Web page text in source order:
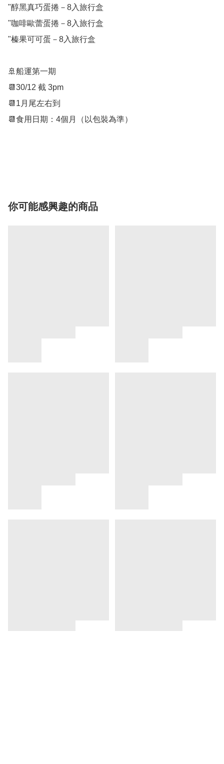
"醇黑真巧蛋捲－8入旅行盒
"咖啡歐蕾蛋捲－8入旅行盒
"榛果可可蛋－8入旅行盒
🚢船運第一期
📆30/12 截 3pm
📆1月尾左右到
📆食用日期：4個月（以包裝為準）
你可能感興趣的商品